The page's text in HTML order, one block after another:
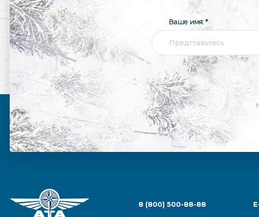
Ваше имя: *
8 (800) 500-88-88